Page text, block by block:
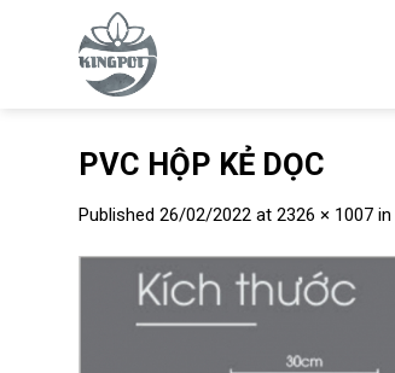
PVC HỘP KẺ DỌC
Published 26/02/2022 at 2326 × 1007 in